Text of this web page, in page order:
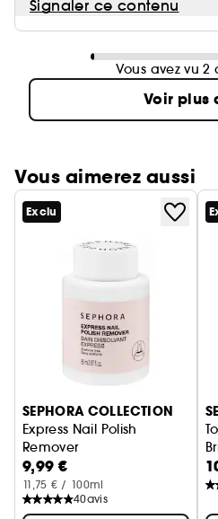
Signaler ce contenu
Vous avez vu 2
Voir plus
Vous aimerez aussi
Ignorer le carrousel produits
Exclu
SEPHORA COLLECTION
Express Nail Polish
Remover
Bain dissolvant express
9,99 €
11,75 € / 100ml
40avis